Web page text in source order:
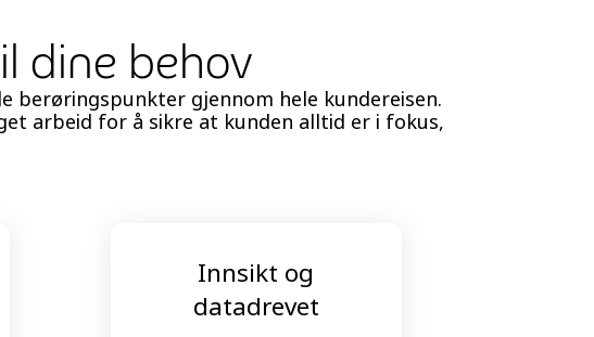
dine behov
berøringspunkter gjennom hele kundereisen.
arbeid for å sikre at kunden alltid er i fokus,
Innsikt og
datadrevet